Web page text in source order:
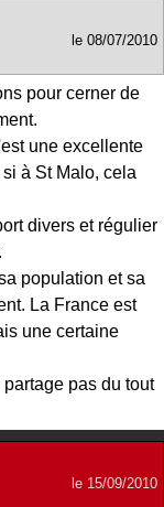
le 08/07/2010
pour cerner de
une excellente
à St Malo, cela
divers et régulier
population et sa
La France est
une certaine
pas du tout
le 15/09/2010